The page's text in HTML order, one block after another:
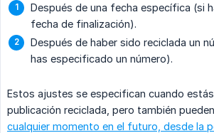
Después de una fecha específica (si
fecha de finalización).
Después de haber sido reciclada un
has especificado un número).
Estos ajustes se especifican cuando
publicación reciclada, pero también
cualquier momento en el futuro, desde la